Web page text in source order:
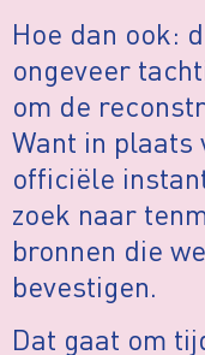
Hoe dan ook:
ongeveer
om de
Want in plaats
officiële
zoek naar
bronnen die
bevestigen.
Dat gaat om